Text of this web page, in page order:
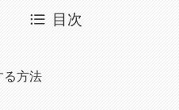
目次
る方法